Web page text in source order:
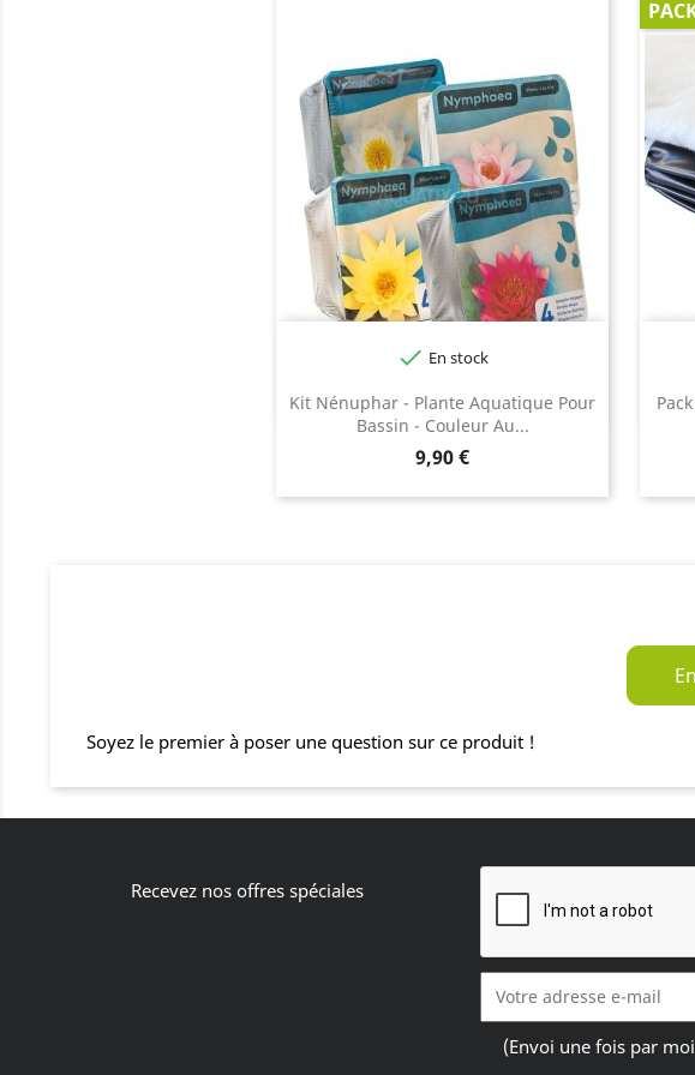
Kit Nénuphar - Plante Aquatique Pour
Bassin - Couleur Au...
Prix
9,90 €
 En stock
Blanc Jaune Rose Rouge
Soyez le premier à poser une question sur ce produit !
Recevez nos offres spéciales
(Envoi une fois par